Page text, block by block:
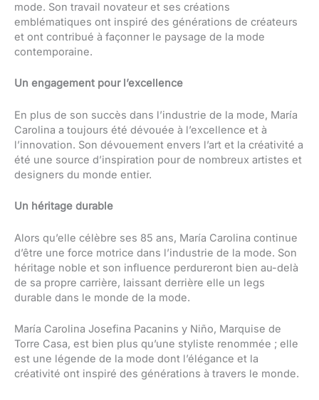
mode. Son travail novateur et ses créations
emblématiques ont inspiré des générations de créateurs
et ont contribué à façonner le paysage de la mode
contemporaine.
Un engagement pour l’excellence
En plus de son succès dans l’industrie de la mode, María
Carolina a toujours été dévouée à l’excellence et à
l’innovation. Son dévouement envers l’art et la créativité a
été une source d’inspiration pour de nombreux artistes et
designers du monde entier.
Un héritage durable
Alors qu’elle célèbre ses 85 ans, María Carolina continue
d’être une force motrice dans l’industrie de la mode. Son
héritage noble et son influence perdureront bien au-delà
de sa propre carrière, laissant derrière elle un legs
durable dans le monde de la mode.
María Carolina Josefina Pacanins y Niño, Marquise de
Torre Casa, est bien plus qu’une styliste renommée ; elle
est une légende de la mode dont l’élégance et la
créativité ont inspiré des générations à travers le monde.